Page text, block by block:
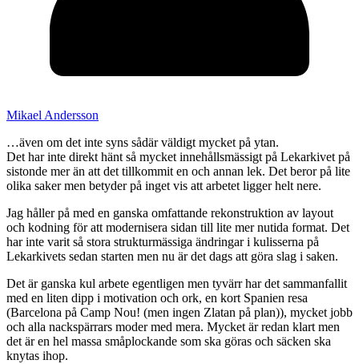
Mikael Andersson
…även om det inte syns sådär väldigt mycket på ytan.
Det har inte direkt hänt så mycket innehållsmässigt på Lekarkivet på
sistonde mer än att det tillkommit en och annan lek. Det beror på lite
olika saker men betyder på inget vis att arbetet ligger helt nere.
Jag håller på med en ganska omfattande rekonstruktion av layout
och kodning för att modernisera sidan till lite mer nutida format. Det
har inte varit så stora strukturmässiga ändringar i kulisserna på
Lekarkivets sedan starten men nu är det dags att göra slag i saken.
Det är ganska kul arbete egentligen men tyvärr har det sammanfallit
med en liten dipp i motivation och ork, en kort Spanien resa
(Barcelona på Camp Nou! (men ingen Zlatan på plan)), mycket jobb
och alla nackspärrars moder med mera. Mycket är redan klart men
det är en hel massa småplockande som ska göras och säcken ska
knytas ihop.